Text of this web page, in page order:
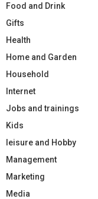
Food and Drink
Gifts
Health
Home and Garden
Household
Internet
Jobs and trainings
Kids
leisure and Hobby
Management
Marketing
Media